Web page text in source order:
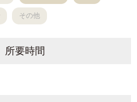
その他
所要時間